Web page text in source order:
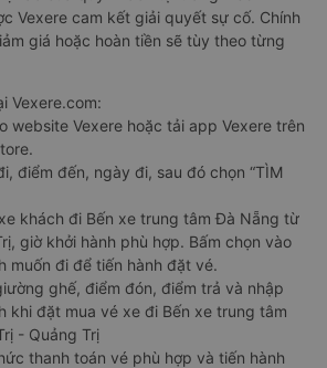
Vexere cam kết giải quyết sự cố. Chính
giá hoặc hoàn tiền sẽ tùy theo từng
Vexere.com:
website Vexere hoặc tải app Vexere trên
điểm đến, ngày đi, sau đó chọn “TÌM
khách đi Bến xe trung tâm Đà Nẵng từ
giờ khởi hành phù hợp. Bấm chọn vào
muốn đi để tiến hành đặt vé.
ghế, điểm đón, điểm trả và nhập
khi đặt mua vé xe đi Bến xe trung tâm
- Quảng Trị
thanh toán vé phù hợp và tiến hành